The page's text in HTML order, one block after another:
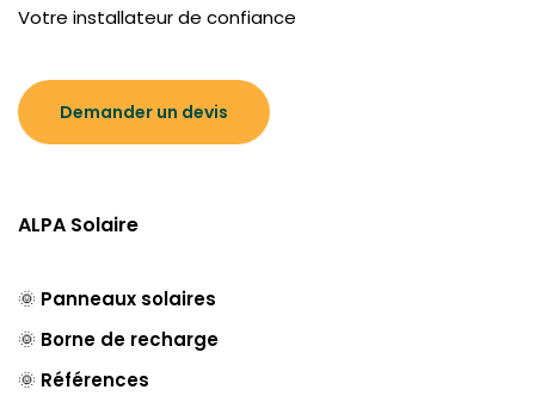
Votre installateur de confiance
Demander un devis
ALPA Solaire
🌞 Panneaux solaires
🌞 Borne de recharge
🌞 Références